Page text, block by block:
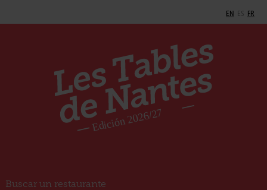
EN ES FR
Buscar un restaurante